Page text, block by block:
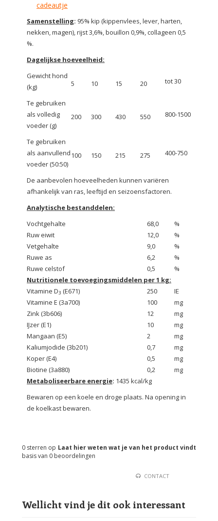
cadeautje
Samenstelling: 95% kip (kippenvlees, lever, harten,
nekken, magen), rijst 3,6%, bouillon 0,9%, collageen 0,5
%.
Dagelijkse hoeveelheid:
Gewicht hond
(kg)
5 10 15 20 tot 30
Te gebruiken
als volledig
voeder (g)
200 300 430 550 800-1500
Te gebruiken
als aanvullend
voeder (50:50)
100 150 215 275 400-750
De aanbevolen hoeveelheden kunnen variëren
afhankelijk van ras, leeftijd en seizoensfactoren.
Analytische bestanddelen:
Vochtgehalte
68,0
%
Ruw eiwit
12,0
%
Vetgehalte
9,0
%
Ruwe as
6,2
%
Ruwe celstof
0,5
%
Nutritionele toevoegingsmiddelen per 1 kg:
Vitamine D3 (E671) 250
IE
Vitamine E (3a700)
100
mg
Zink (3b606)
12
mg
IJzer (E1)
10
mg
Mangaan (E5)
2
mg
Kaliumjodide (3b201)
0,7
mg
Koper (E4)
0,5
mg
Biotine (3a880)
0,2
mg
Metaboliseerbare energie: 1435 kcal/kg
Bewaren op een koele en droge plaats. Na opening in
de koelkast bewaren.
Laat hier weten wat je van het product vindt
0 sterren op
basis van 0 beoordelingen
CONTACT
Wellicht vind je dit ook interessant